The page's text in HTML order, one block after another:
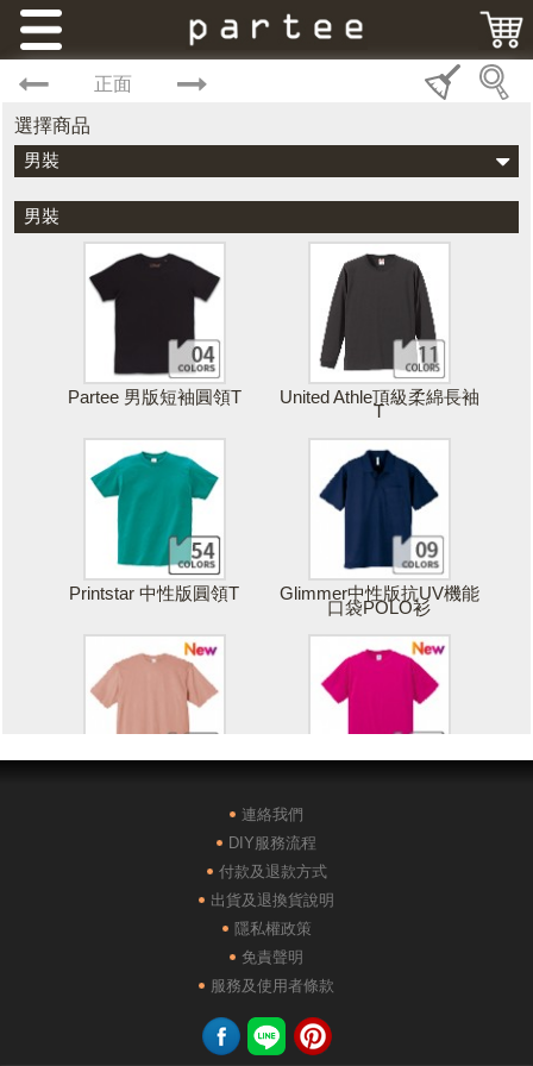
正面
選擇商品
男裝
男裝
Partee 男版短袖圓領T United Athle頂級柔綿長袖
T
Printstar 中性版圓領T Glimmer中性版抗UV機能
口袋POLO衫
POLONE1純棉短袖POLO AG28000落肩重磅精梳棉
連絡我們
DIY服務流程
付款及退款方式
出貨及退換貨說明
隱私權政策
免責聲明
服務及使用者條款